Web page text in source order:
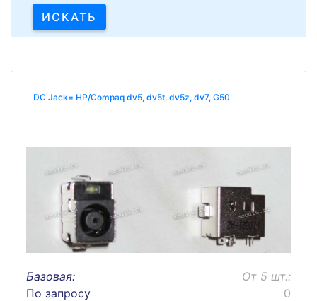
DC Jack= HP/Compaq dv5, dv5t, dv5z, dv7, G50
Базовая:
По запросу
От 5 шт.:
0